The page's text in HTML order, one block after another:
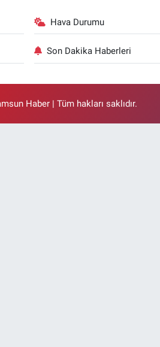
Hava Durumu
Son Dakika Haberleri
Haber | Tüm hakları saklıdır.